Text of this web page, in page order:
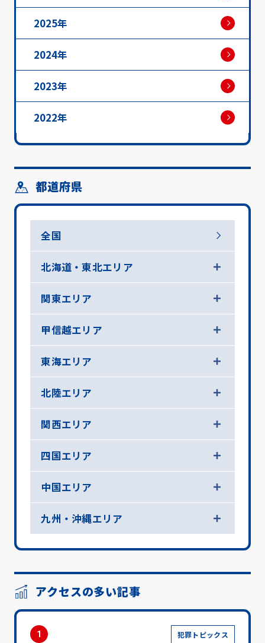
2025年
2024年
2023年
2022年
都道府県
全国
北海道・東北エリア
関東エリア
甲信越エリア
東海エリア
北陸エリア
関西エリア
四国エリア
中国エリア
九州・沖縄エリア
アクセスの多い記事
1 犯罪トピックス